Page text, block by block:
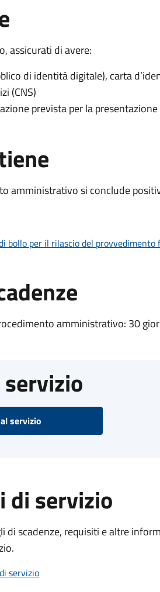
assicurati di avere:
di identità digitale), carta
(CNS)
prevista per la presentazione
amministrativo si conclude
bollo per il rilascio del provvedimento
amministrativo: 30
servizio
di servizio
di scadenze, requisiti e altre
servizio